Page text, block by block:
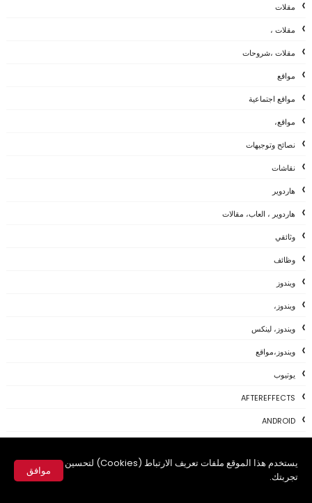
يستخدم هذا الموقع ملفات تعريف الارتباط (Cookies) لتحسين
تجربتك.
موافق
مقلات
مقلات ،
مقلات ،شروحات
مواقع
مواقع اجتماعية
مواقع،
نصائح وتوجيهات
نقاشات
هاردوير
هاردوير ، العاب، مقالات
وثائقي
وظائف
ويندوز
ويندوز،
ويندوز، لينكس
ويندوز،مواقع
يوتيوب
AFTEREFFECTS
ANDROID
APPLE